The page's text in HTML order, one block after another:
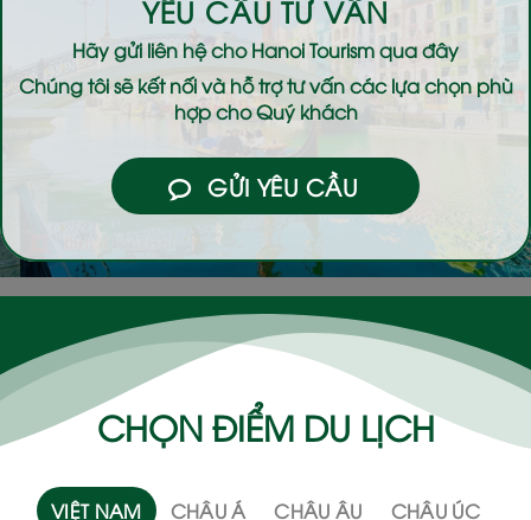
YÊU CẦU TƯ VẤN
Hãy gửi liên hệ choHanoi Tourismqua đây
Chúng tôi sẽ kết nối và hỗ trợ tư vấn các lựa chọn phù
hợp cho Quý khách
GỬI YÊU CẦU
CHỌN ĐIỂM DU LỊCH
VIỆT NAM CHÂU Á CHÂU ÂU
CHÂU ÚC